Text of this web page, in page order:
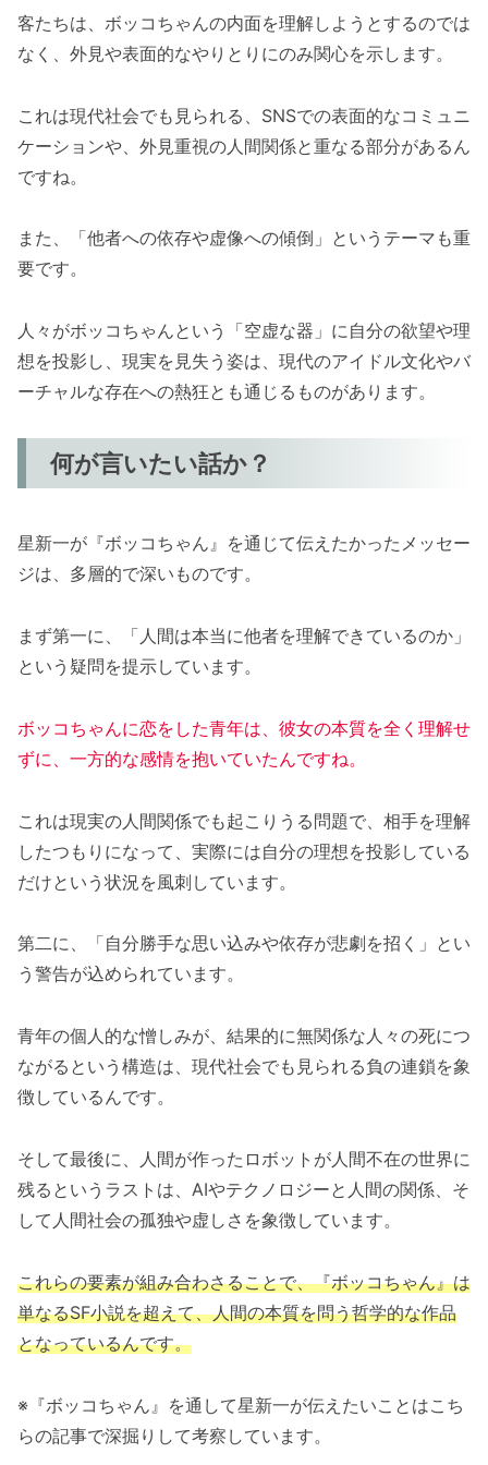
客たちは、ボッコちゃんの内面を理解しようとするのでは
なく、外見や表面的なやりとりにのみ関心を示します。
これは現代社会でも見られる、SNSでの表面的なコミュニ
ケーションや、外見重視の人間関係と重なる部分があるん
ですね。
また、「他者への依存や虚像への傾倒」というテーマも重
要です。
人々がボッコちゃんという「空虚な器」に自分の欲望や理
想を投影し、現実を見失う姿は、現代のアイドル文化やバ
ーチャルな存在への熱狂とも通じるものがあります。
何が言いたい話か？
星新一が『ボッコちゃん』を通じて伝えたかったメッセー
ジは、多層的で深いものです。
まず第一に、「人間は本当に他者を理解できているのか」
という疑問を提示しています。
ボッコちゃんに恋をした青年は、彼女の本質を全く理解せ
ずに、一方的な感情を抱いていたんですね。
これは現実の人間関係でも起こりうる問題で、相手を理解
したつもりになって、実際には自分の理想を投影している
だけという状況を風刺しています。
第二に、「自分勝手な思い込みや依存が悲劇を招く」とい
う警告が込められています。
青年の個人的な憎しみが、結果的に無関係な人々の死につ
ながるという構造は、現代社会でも見られる負の連鎖を象
徴しているんです。
そして最後に、人間が作ったロボットが人間不在の世界に
残るというラストは、AIやテクノロジーと人間の関係、そ
して人間社会の孤独や虚しさを象徴しています。
これらの要素が組み合わさることで、『ボッコちゃん』は
単なるSF小説を超えて、人間の本質を問う哲学的な作品
となっているんです。
※『ボッコちゃん』を通して星新一が伝えたいことはこち
らの記事で深掘りして考察しています。